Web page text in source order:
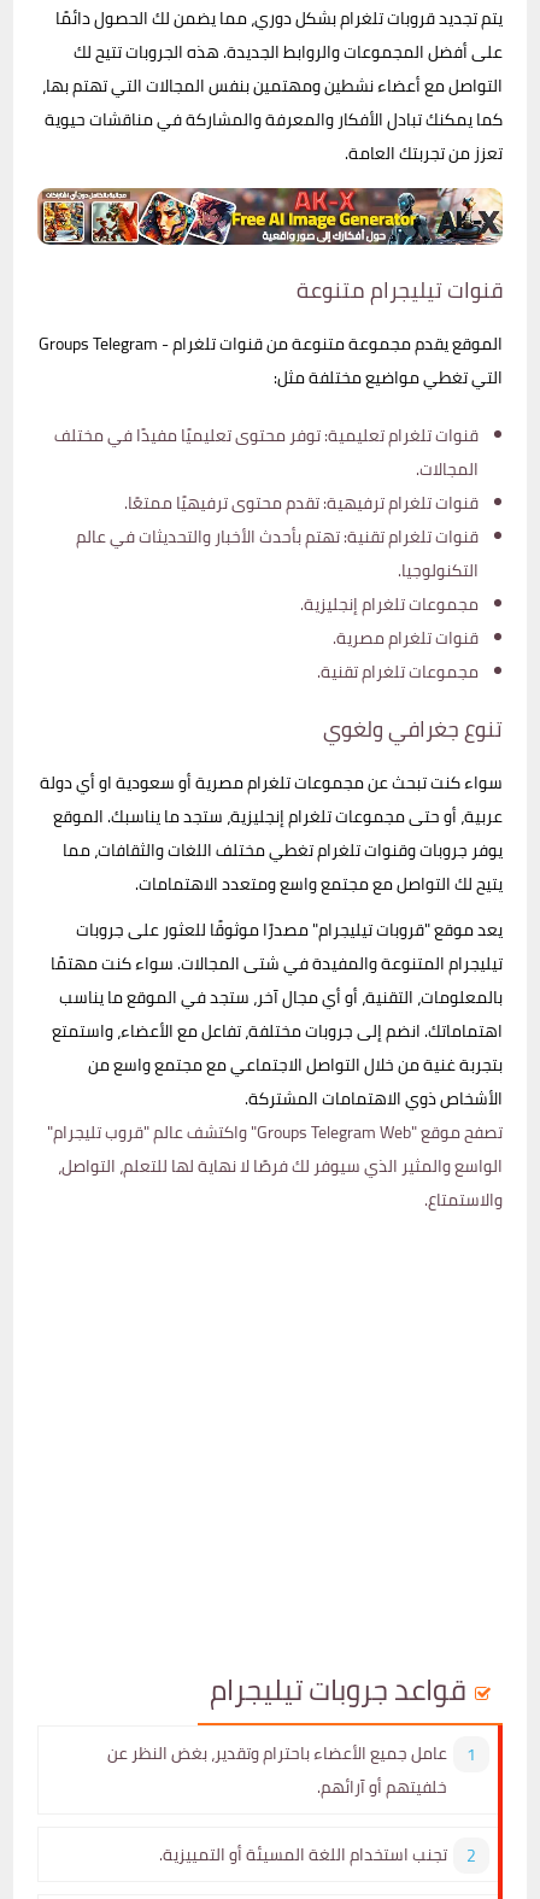
يتم تجديد قروبات تلغرام بشكل دوري، مما يضمن لك الحصول دائمًا
على أفضل المجموعات والروابط الجديدة. هذه الجروبات تتيح لك
التواصل مع أعضاء نشطين ومهتمين بنفس المجالات التي تهتم بها،
كما يمكنك تبادل الأفكار والمعرفة والمشاركة في مناقشات حيوية
تعزز من تجربتك العامة.
قنوات تيليجرام متنوعة
الموقع يقدم مجموعة متنوعة من قنوات تلغرام - Groups Telegram
التي تغطي مواضيع مختلفة مثل:
قنوات تلغرام تعليمية: توفر محتوى تعليميًا مفيدًا في مختلف
المجالات.
قنوات تلغرام ترفيهية: تقدم محتوى ترفيهيًا ممتعًا.
قنوات تلغرام تقنية: تهتم بأحدث الأخبار والتحديثات في عالم
التكنولوجيا.
مجموعات تلغرام إنجليزية.
قنوات تلغرام مصرية.
مجموعات تلغرام تقنية.
تنوع جغرافي ولغوي
سواء كنت تبحث عن مجموعات تلغرام مصرية أو سعودية او أي دولة
عربية، أو حتى مجموعات تلغرام إنجليزية، ستجد ما يناسبك. الموقع
يوفر جروبات وقنوات تلغرام تغطي مختلف اللغات والثقافات، مما
يتيح لك التواصل مع مجتمع واسع ومتعدد الاهتمامات.
يعد موقع "قروبات تيليجرام" مصدرًا موثوقًا للعثور على جروبات
تيليجرام المتنوعة والمفيدة في شتى المجالات. سواء كنت مهتمًا
بالمعلومات، التقنية، أو أي مجال آخر، ستجد في الموقع ما يناسب
اهتماماتك. انضم إلى جروبات مختلفة، تفاعل مع الأعضاء، واستمتع
بتجربة غنية من خلال التواصل الاجتماعي مع مجتمع واسع من
الأشخاص ذوي الاهتمامات المشتركة.
تصفح موقع "Groups Telegram Web" واكتشف عالم "قروب تليجرام"
الواسع والمثير الذي سيوفر لك فرصًا لا نهاية لها للتعلم، التواصل،
والاستمتاع.
قواعد جروبات تيليجرام
عامل جميع الأعضاء باحترام وتقدير، بغض النظر عن
خلفيتهم أو آرائهم.
تجنب استخدام اللغة المسيئة أو التمييزية.